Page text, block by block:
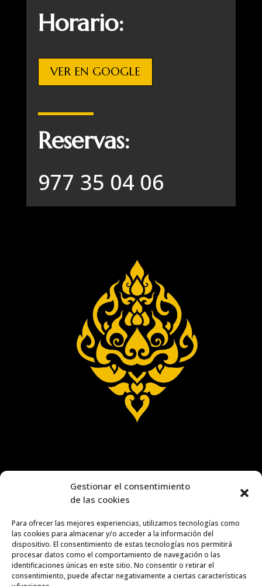
Gestionar el consentimiento
de las cookies
Para ofrecer las mejores experiencias, utilizamos tecnologías como
las cookies para almacenar y/o acceder a la información del
dispositivo. El consentimiento de estas tecnologías nos permitirá
procesar datos como el comportamiento de navegación o las
identificaciones únicas en este sitio. No consentir o retirar el
consentimiento, puede afectar negativamente a ciertas características
Horario:
VER EN GOOGLE
Reservas:
977 35 04 06